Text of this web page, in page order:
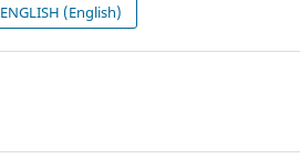
ENGLISH (English)